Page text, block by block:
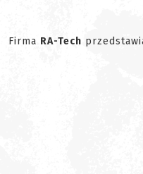
Firma RA-Tech